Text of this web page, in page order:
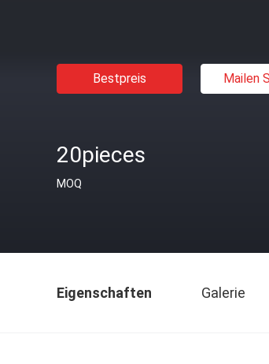
Bestpreis Mailen
20pieces
MOQ
Eigenschaften Galerie